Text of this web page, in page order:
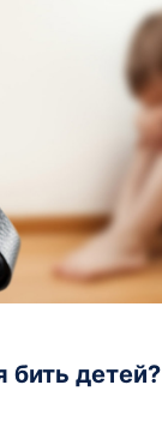
бить детей?